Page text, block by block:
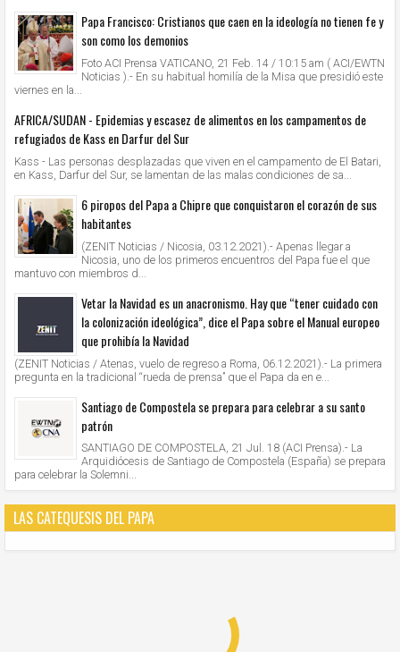
Papa Francisco: Cristianos que caen en la ideología no tienen fe y
son como los demonios
Foto ACI Prensa VATICANO, 21 Feb. 14 / 10:15 am ( ACI/EWTN
Noticias ).- En su habitual homilía de la Misa que presidió este
viernes en la...
AFRICA/SUDAN - Epidemias y escasez de alimentos en los campamentos de
refugiados de Kass en Darfur del Sur
Kass - Las personas desplazadas que viven en el campamento de El Batari,
en Kass, Darfur del Sur, se lamentan de las malas condiciones de sa...
6 piropos del Papa a Chipre que conquistaron el corazón de sus
habitantes
(ZENIT Noticias / Nicosia, 03.12.2021).- Apenas llegar a
Nicosia, uno de los primeros encuentros del Papa fue el que
mantuvo con miembros d...
Vetar la Navidad es un anacronismo. Hay que “tener cuidado con
la colonización ideológica”, dice el Papa sobre el Manual europeo
que prohibía la Navidad
(ZENIT Noticias / Atenas, vuelo de regreso a Roma, 06.12.2021).- La primera
pregunta en la tradicional “rueda de prensa” que el Papa da en e...
Santiago de Compostela se prepara para celebrar a su santo
patrón
SANTIAGO DE COMPOSTELA, 21 Jul. 18 (ACI Prensa).- La
Arquidiócesis de Santiago de Compostela (España) se prepara
para celebrar la Solemni...
LAS CATEQUESIS DEL PAPA